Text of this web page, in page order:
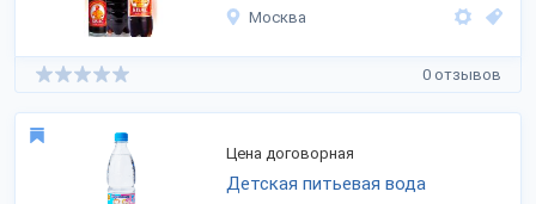
Москва
0 отзывов
Цена договорная
Детская питьевая вода